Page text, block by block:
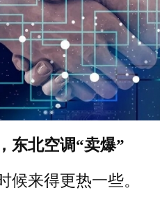
东北空调“卖爆”
候来得更热一些。